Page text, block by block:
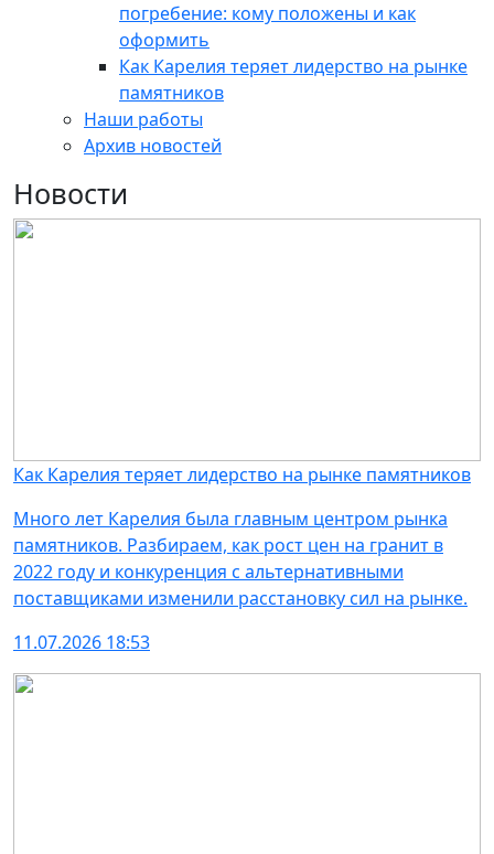
погребение: кому положены и как
оформить
Как Карелия теряет лидерство на рынке
памятников
Наши работы
Архив новостей
Новости
Как Карелия теряет лидерство на рынке памятников
Много лет Карелия была главным центром рынка
памятников. Разбираем, как рост цен на гранит в
2022 году и конкуренция с альтернативными
поставщиками изменили расстановку сил на рынке.
11.07.2026 18:53